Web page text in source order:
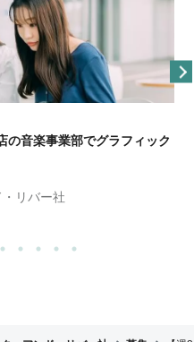
の音楽事業部でグラフィック
リバー社